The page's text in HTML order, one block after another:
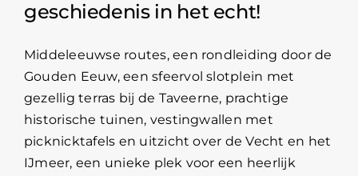
geschiedenis in het echt!
Middeleeuwse routes, een rondleiding door de
Gouden Eeuw, een sfeervol slotplein met
gezellig terras bij de Taveerne, prachtige
historische tuinen, vestingwallen met
picknicktafels en uitzicht over de Vecht en het
IJmeer, een unieke plek voor een heerlijk